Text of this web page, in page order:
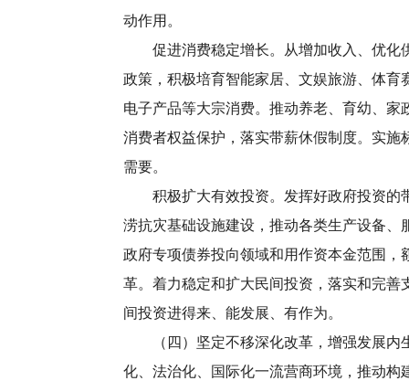
动作用。
促进消费稳定增长。从增加收入、优化供
政策，积极培育智能家居、文娱旅游、体育
电子产品等大宗消费。推动养老、育幼、家
消费者权益保护，落实带薪休假制度。实
需要。
积极扩大有效投资。发挥好政府投资的带
涝抗灾基础设施建设，推动各类生产设备、
政府专项债券投向领域和用作资本金范围
革。着力稳定和扩大民间投资，落实和完
间投资进得来、能发展、有作为。
（四）坚定不移深化改革，增强发展内生
化、法治化、国际化一流营商环境，推动构